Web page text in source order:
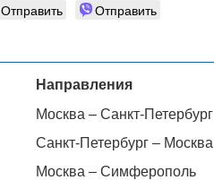
Отправить Отправить
Направления
Москва – Санкт-Петербург
Санкт-Петербург – Москва
Москва – Симферополь